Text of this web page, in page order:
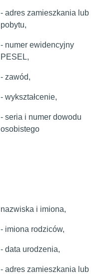
- adres zamieszkania lub
pobytu,
- numer ewidencyjny
PESEL,
- zawód,
- wykształcenie,
- seria i numer dowodu
osobistego
nazwiska i imiona,
- imiona rodziców,
- data urodzenia,
- adres zamieszkania lub